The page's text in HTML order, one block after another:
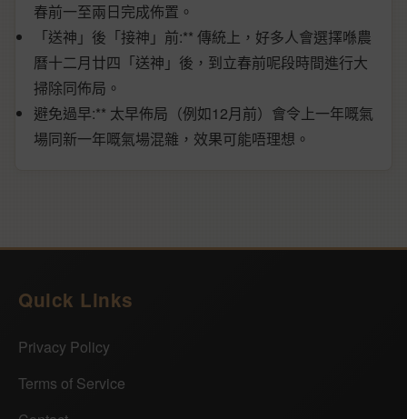
春前一至兩日完成佈置。
「送神」後「接神」前:** 傳統上，好多人會選擇喺農
曆十二月廿四「送神」後，到立春前呢段時間進行大
掃除同佈局。
避免過早:** 太早佈局（例如12月前）會令上一年嘅氣
場同新一年嘅氣場混雜，效果可能唔理想。
Quick Links
Privacy Policy
Terms of Service